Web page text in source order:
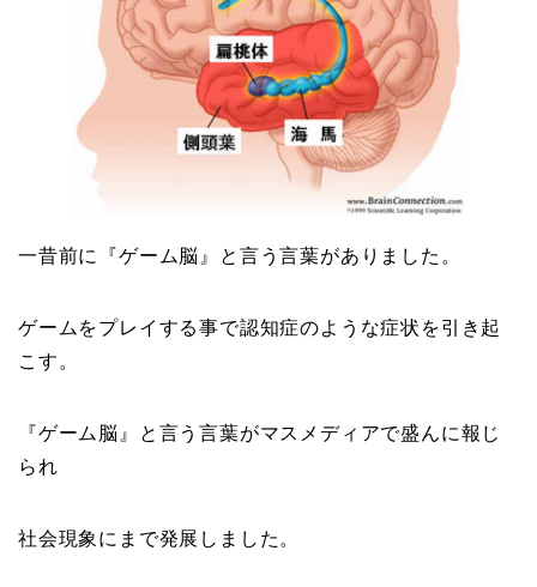
一昔前に『ゲーム脳 』と言う言葉がありました。
ゲームをプレイする事で認知症のような症状を引き起
こす。
『ゲーム脳 』と言う言葉がマスメディアで盛んに報じ
られ
社会現象にまで発展しました。